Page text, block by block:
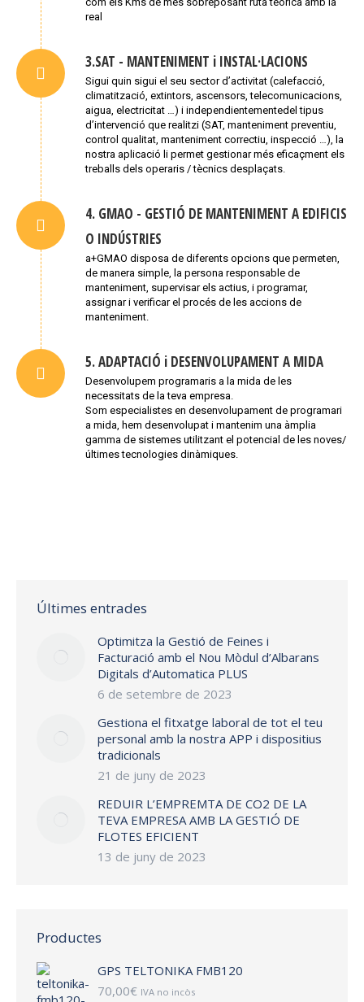
real
3.SAT - MANTENIMENT i INSTAL·LACIONS
Sigui quin sigui el seu sector d’activitat (calefacció,
climatització, extintors, ascensors, telecomunicacions,
aigua, electricitat …) i independientementedel tipus
d’intervenció que realitzi (SAT, manteniment preventiu,
control qualitat, manteniment correctiu, inspecció …), la
nostra aplicació li permet gestionar més eficaçment els
treballs dels operaris / tècnics desplaçats.
4. GMAO - GESTIÓ DE MANTENIMENT A EDIFICIS
O INDÚSTRIES
a+GMAO disposa de diferents opcions que permeten,
de manera simple, la persona responsable de
manteniment, supervisar els actius, i programar,
assignar i verificar el procés de les accions de
manteniment.
5. ADAPTACIÓ i DESENVOLUPAMENT A MIDA
Desenvolupem programaris a la mida de les
necessitats de la teva empresa.
Som especialistes en desenvolupament de programari
a mida, hem desenvolupat i mantenim una àmplia
gamma de sistemes utilitzant el potencial de les noves/
últimes tecnologies dinàmiques.
Últimes entrades
Optimitza la Gestió de Feines i
Facturació amb el Nou Mòdul d’Albarans
Digitals d’Automatica PLUS
6 de setembre de 2023
Gestiona el fitxatge laboral de tot el teu
personal amb la nostra APP i dispositius
tradicionals
21 de juny de 2023
REDUIR L’EMPREMTA DE CO2 DE LA
TEVA EMPRESA AMB LA GESTIÓ DE
FLOTES EFICIENT
13 de juny de 2023
Productes
GPS TELTONIKA FMB120
70,00€ IVA no incòs